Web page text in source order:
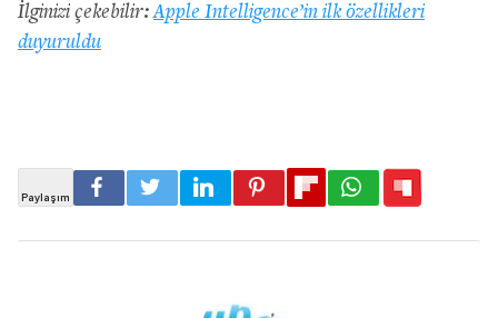
İlginizi çekebilir:Apple Intelligence’in ilk özellikleri
duyuruldu